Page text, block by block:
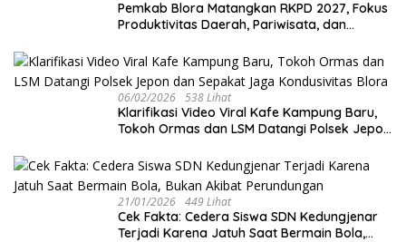
‎Pemkab Blora Matangkan RKPD 2027, Fokus
Produktivitas Daerah, Pariwisata, dan
06/02/2026 538 Lihat
‎Klarifikasi Video Viral Kafe Kampung Baru,
Tokoh Ormas dan LSM Datangi Polsek Jepon
21/01/2026 449 Lihat
Cek Fakta: Cedera Siswa SDN Kedungjenar
Terjadi Karena Jatuh Saat Bermain Bola,